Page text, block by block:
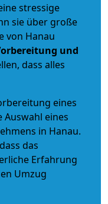
stressige
sie über große
von Hanau
und
dass alles
eines
Auswahl eines
in Hanau.
das
Erfahrung
Umzug